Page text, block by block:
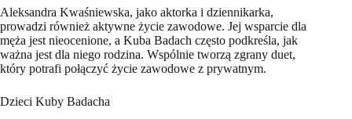
Aleksandra Kwaśniewska, jako aktorka i dziennikarka,
prowadzi również aktywne życie zawodowe. Jej wsparcie dla
męża jest nieocenione, a Kuba Badach często podkreśla, jak
ważna jest dla niego rodzina. Wspólnie tworzą zgrany duet,
który potrafi połączyć życie zawodowe z prywatnym.
Dzieci Kuby Badacha